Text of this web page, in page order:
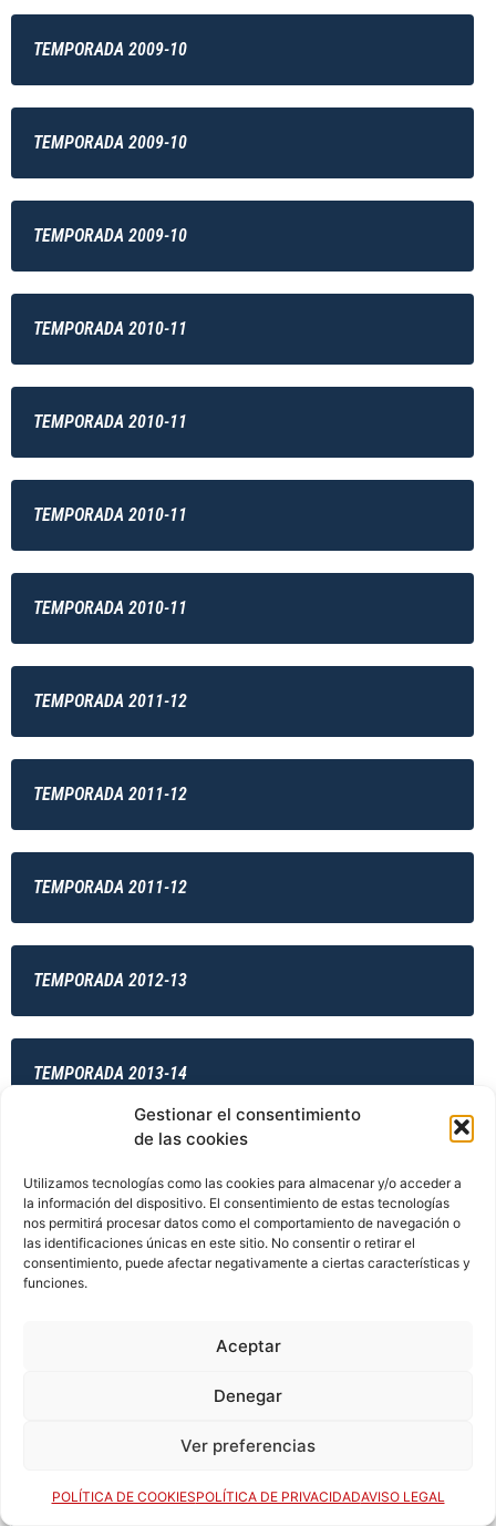
Gestionar el consentimiento
de las cookies
Utilizamos tecnologías como las cookies para almacenar y/o acceder a
la información del dispositivo. El consentimiento de estas tecnologías
nos permitirá procesar datos como el comportamiento de navegación o
las identificaciones únicas en este sitio. No consentir o retirar el
consentimiento, puede afectar negativamente a ciertas características y
funciones.
Aceptar
Denegar
Ver preferencias
POLÍTICA DE COOKIESPOLÍTICA DE PRIVACIDADAVISO LEGAL
TEMPORADA 2009-10
TEMPORADA 2009-10
TEMPORADA 2009-10
TEMPORADA 2010-11
TEMPORADA 2010-11
TEMPORADA 2010-11
TEMPORADA 2010-11
TEMPORADA 2011-12
TEMPORADA 2011-12
TEMPORADA 2011-12
TEMPORADA 2012-13
TEMPORADA 2013-14
TEMPORADA 2014-15
TEMPORADA 2014-15